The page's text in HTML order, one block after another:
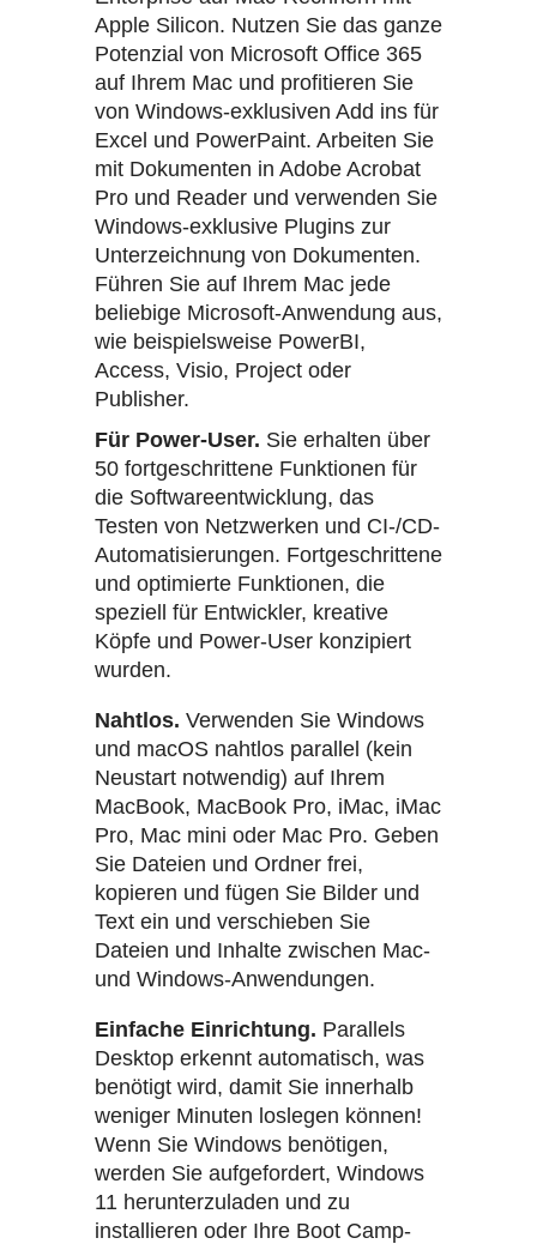
Apple Silicon. Nutzen Sie das ganze
Potenzial von Microsoft Office 365
auf Ihrem Mac und profitieren Sie
von Windows-exklusiven Add ins für
Excel und PowerPaint. Arbeiten Sie
mit Dokumenten in Adobe Acrobat
Pro und Reader und verwenden Sie
Windows-exklusive Plugins zur
Unterzeichnung von Dokumenten.
Führen Sie auf Ihrem Mac jede
beliebige Microsoft-Anwendung aus,
wie beispielsweise PowerBI,
Access, Visio, Project oder
Publisher.
Für Power-User. Sie erhalten über
50 fortgeschrittene Funktionen für
die Softwareentwicklung, das
Testen von Netzwerken und CI-/CD-
Automatisierungen. Fortgeschrittene
und optimierte Funktionen, die
speziell für Entwickler, kreative
Köpfe und Power-User konzipiert
wurden.
Nahtlos. Verwenden Sie Windows
und macOS nahtlos parallel (kein
Neustart notwendig) auf Ihrem
MacBook, MacBook Pro, iMac, iMac
Pro, Mac mini oder Mac Pro. Geben
Sie Dateien und Ordner frei,
kopieren und fügen Sie Bilder und
Text ein und verschieben Sie
Dateien und Inhalte zwischen Mac-
und Windows-Anwendungen.
Einfache Einrichtung. Parallels
Desktop erkennt automatisch, was
benötigt wird, damit Sie innerhalb
weniger Minuten loslegen können!
Wenn Sie Windows benötigen,
werden Sie aufgefordert, Windows
11 herunterzuladen und zu
installieren oder Ihre Boot Camp-